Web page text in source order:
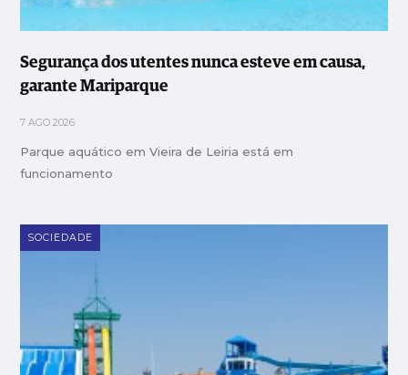
Segurança dos utentes nunca esteve em causa,
garante Mariparque
7 AGO 2026
Parque aquático em Vieira de Leiria está em
funcionamento
SOCIEDADE